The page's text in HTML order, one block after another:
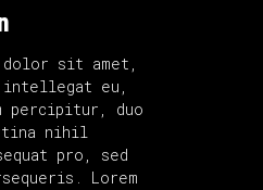
dolor sit amet,
intellegat eu,
percipitur, duo
nihil
pro, sed
Lorem